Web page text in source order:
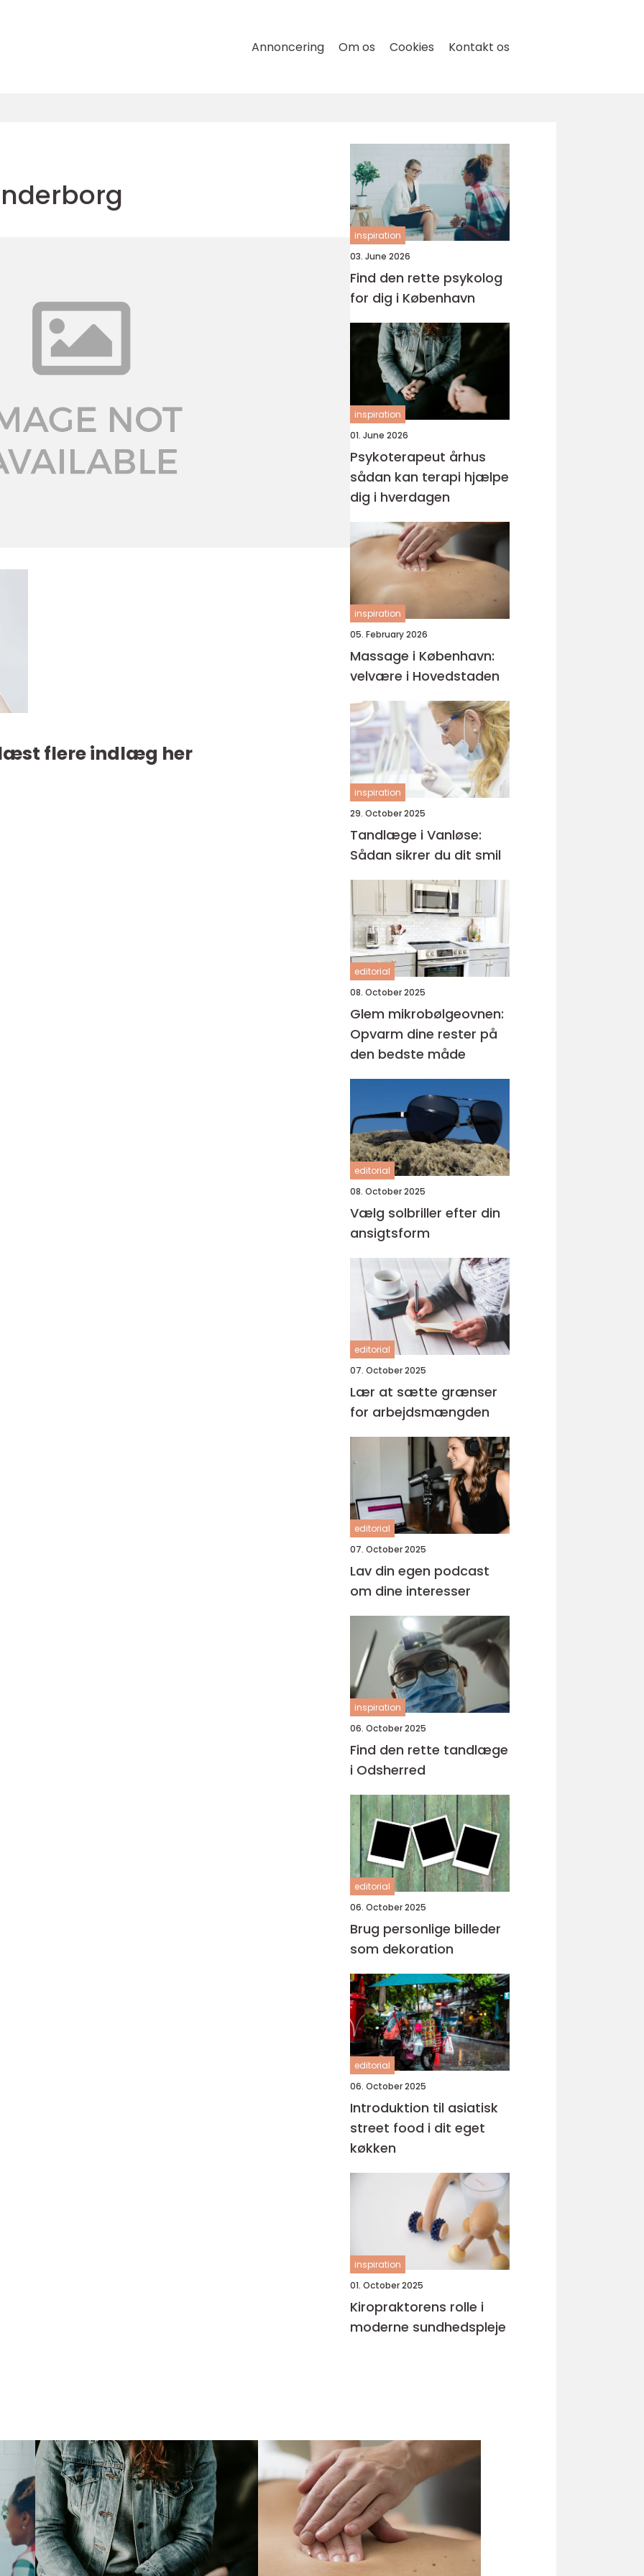
Annoncering Om os Cookies Kontakt os
flere indlæg her
inspiration
03. June 2026
Find den rette psykolog
for dig i København
inspiration
01. June 2026
Psykoterapeut århus
sådan kan terapi hjælpe
dig i hverdagen
inspiration
05. February 2026
Massage i København:
velvære i Hovedstaden
inspiration
29. October 2025
Tandlæge i Vanløse:
Sådan sikrer du dit smil
editorial
08. October 2025
Glem mikrobølgeovnen:
Opvarm dine rester på
den bedste måde
editorial
08. October 2025
Vælg solbriller efter din
ansigtsform
editorial
07. October 2025
Lær at sætte grænser
for arbejdsmængden
editorial
07. October 2025
Lav din egen podcast
om dine interesser
inspiration
06. October 2025
Find den rette tandlæge
i Odsherred
editorial
06. October 2025
Brug personlige billeder
som dekoration
editorial
06. October 2025
Introduktion til asiatisk
street food i dit eget
køkken
inspiration
01. October 2025
Kiropraktorens rolle i
moderne sundhedspleje